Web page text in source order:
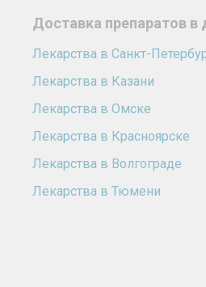
Доставка препаратов в
Лекарства в Санкт-
Лекарства в Казани
Лекарства в Омске
Лекарства в Красноярске
Лекарства в Волгограде
Лекарства в Тюмени